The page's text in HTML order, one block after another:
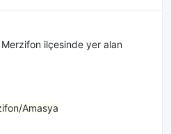
ilçesinde yer alan
Amasya